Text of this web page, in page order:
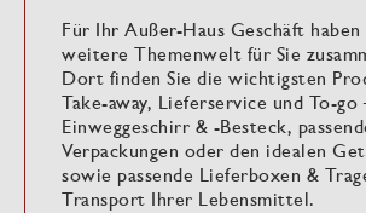
Für Ihr Außer-Haus Geschäft
weitere Themenwelt für Sie
Dort finden Sie die wichtigsten
Take-away, Lieferservice und To-
Einweggeschirr & -Besteck,
Verpackungen oder den idealen
sowie passende Lieferboxen &
Transport Ihrer Lebensmittel.